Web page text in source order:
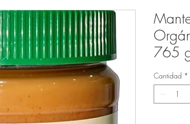
765
Cantidad *